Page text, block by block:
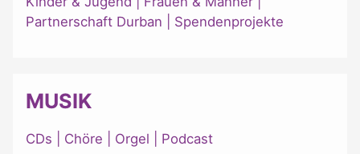
Partnerschaft Durban
Spendenprojekte
MUSIK
CDs Chöre Orgel Podcast